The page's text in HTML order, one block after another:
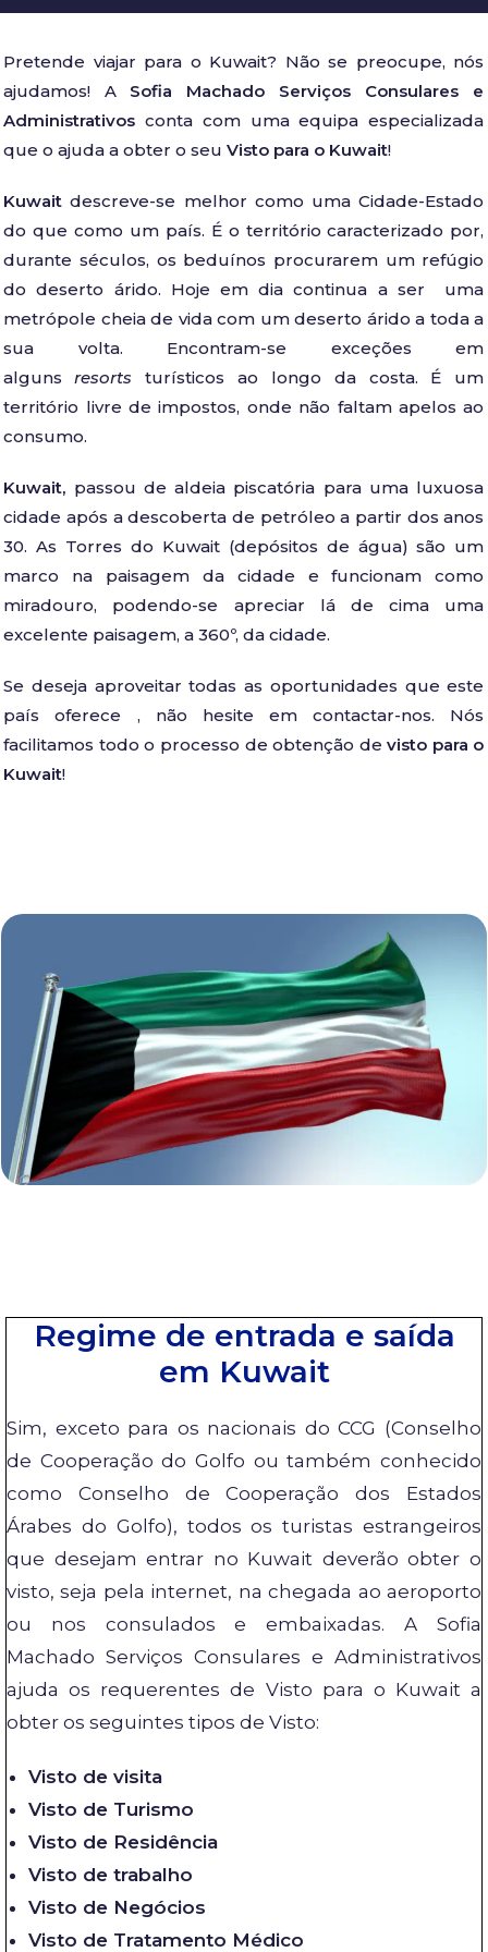
Pretende viajar para o Kuwait? Não se preocupe, nós
ajudamos! A Sofia Machado Serviços Consulares e
Administrativos conta com uma equipa especializada
que o ajuda a obter o seuVisto para o Kuwait!
Kuwait descreve-se melhor como uma Cidade-Estado
do que como um país. É o território caracterizado por,
durante séculos, os beduínos procurarem um refúgio
do deserto árido. Hoje em dia continua a ser uma
metrópole cheia de vida com um deserto árido a toda a
sua volta. Encontram-se exceções em
algunsresorts turísticos ao longo da costa. É um
território livre de impostos, onde não faltam apelos ao
consumo.
Kuwait, passou de aldeia piscatória para uma luxuosa
cidade após a descoberta de petróleo a partir dos anos
30. As Torres do Kuwait (depósitos de água) são um
marco na paisagem da cidade e funcionam como
miradouro, podendo-se apreciar lá de cima uma
excelente paisagem, a 360º, da cidade.
Se deseja aproveitar todas as oportunidades que este
país oferece , não hesite em contactar-nos. Nós
facilitamos todo o processo de obtenção devisto para o
Kuwait!
Regime de entrada e saída
em Kuwait
Sim, exceto para os nacionais do CCG (Conselho
de Cooperação do Golfo ou também conhecido
como Conselho de Cooperação dos Estados
Árabes do Golfo), todos os turistas estrangeiros
que desejam entrar no Kuwait deverão obter o
visto, seja pela internet, na chegada ao aeroporto
ou nos consulados e embaixadas. A Sofia
Machado Serviços Consulares e Administrativos
ajuda os requerentes de Visto para o Kuwait a
obter os seguintes tipos de Visto:
Visto de visita
Visto de Turismo
Visto de Residência
Visto de trabalho
Visto de Negócios
Visto de Tratamento Médico